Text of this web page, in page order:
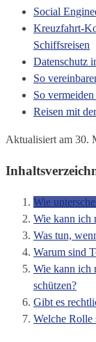
Social
Kreuzfahrt-
Schiffsreisen
Datenschutz
So
So
Reisen mit
Aktualisiert am 30.
Wie
Wie kann ich
Was tun,
Warum sind
Wie kann ich
schützen?
Gibt es
Welche Rolle